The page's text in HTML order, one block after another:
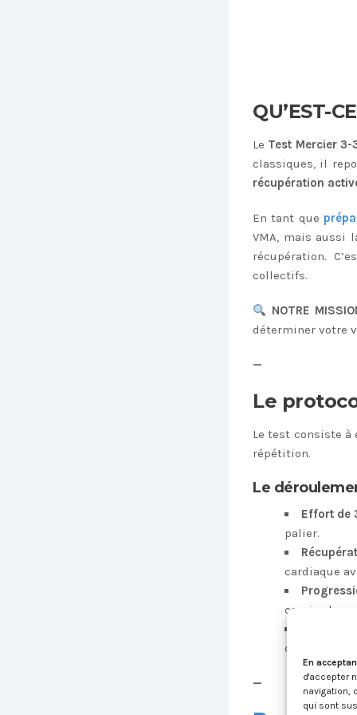
En
d'accepter
navigation,
qui sont
QU’EST-
Le Test Mercier 3-
classiques, il
récupération
En tant que
VMA, mais aussi
récupération.
collectifs.
NOTRE
déterminer votre
—
Le
Le test consiste à
répétition.
Le
Effort de
palier.
cardiaque
courir plus
dans les 3
—